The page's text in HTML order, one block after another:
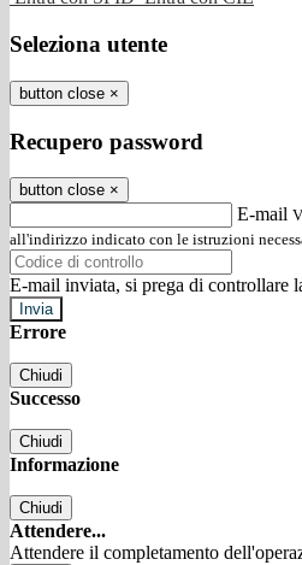
Seleziona utente
button close ×
Recupero password
button close ×
E-mail
all'indirizzo indicato con le istruzioni
E-mail inviata, si prega di controllare
Errore
Chiudi
Successo
Chiudi
Informazione
Chiudi
Attendere...
Attendere il completamento